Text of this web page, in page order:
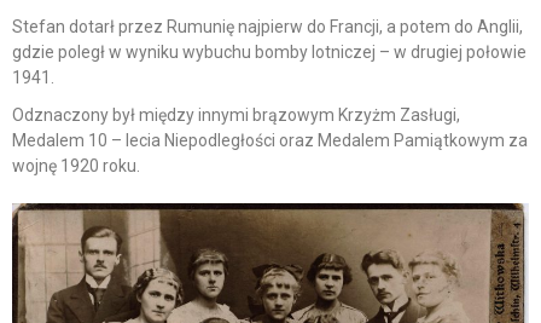
Stefan dotarł przez Rumunię najpierw do Francji, a potem do Anglii,
gdzie poległ w wyniku wybuchu bomby lotniczej – w drugiej połowie
1941.
Odznaczony był między innymi brązowym Krzyżm Zasługi,
Medalem 10 – lecia Niepodległości oraz Medalem Pamiątkowym za
wojnę 1920 roku.